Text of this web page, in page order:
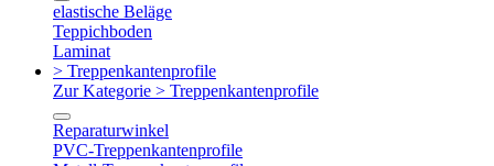
elastische Beläge
Teppichboden
Laminat
> Treppenkantenprofile
Zur Kategorie > Treppenkantenprofile
Reparaturwinkel
PVC-Treppenkantenprofile